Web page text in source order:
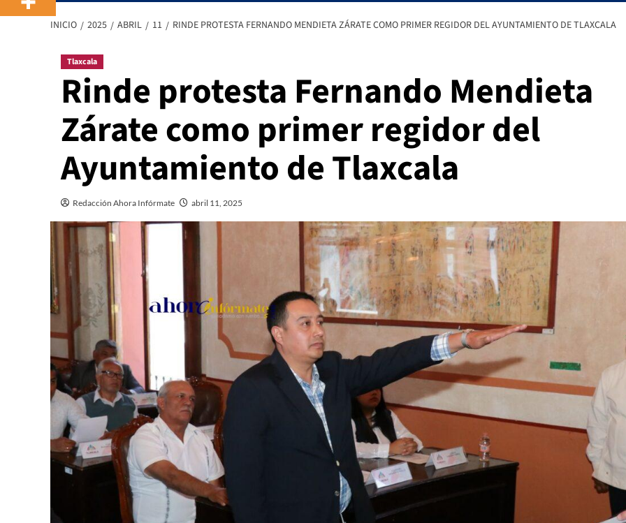
INICIO 2025 ABRIL 11 RINDE PROTESTA FERNANDO MENDIETA ZÁRATE COMO PRIMER REGIDOR DEL AYUNTAMIENTO DE TLAXCALA
Tlaxcala
Rinde protesta Fernando Mendieta
Zárate como primer regidor del
Ayuntamiento de Tlaxcala
Redacción Ahora Infórmate abril 11, 2025